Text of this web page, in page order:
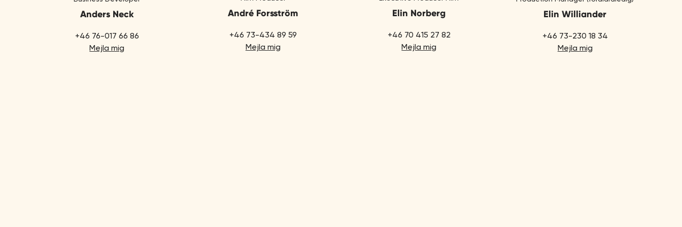
Anders Neck
+46 76-017 66 86
Mejla mig
André Forsström
+46 73-434 89 59
Mejla mig
Elin Norberg
+46 70 415 27 82
Mejla mig
Elin Williander
+46 73-230 18 34
Mejla mig